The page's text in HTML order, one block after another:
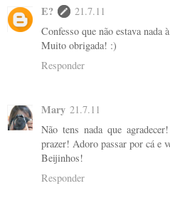
E?
21.7.11
Confesso que não estava nada
Muito obrigada! :)
Responder
Mary 21.7.11
Não tens nada que
prazer! Adoro passar por cá e
Beijinhos!
Responder